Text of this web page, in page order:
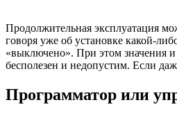
Продолжительная эксплуатация
говоря уже об установке какой-
«выключено». При этом значения
бесполезен и недопустим. Если
Программатор или